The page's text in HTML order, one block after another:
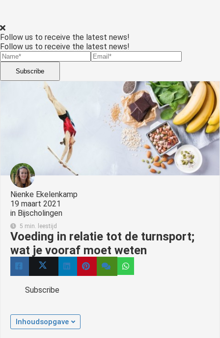
Follow us to receive the latest news!
Follow us to receive the latest news!
Subscribe
Nienke Ekelenkamp
19 maart 2021
in Bijscholingen
5 min. leestijd
Voeding in relatie tot de turnsport;
wat je vooraf moet weten
Subscribe
Inhoudsopgave